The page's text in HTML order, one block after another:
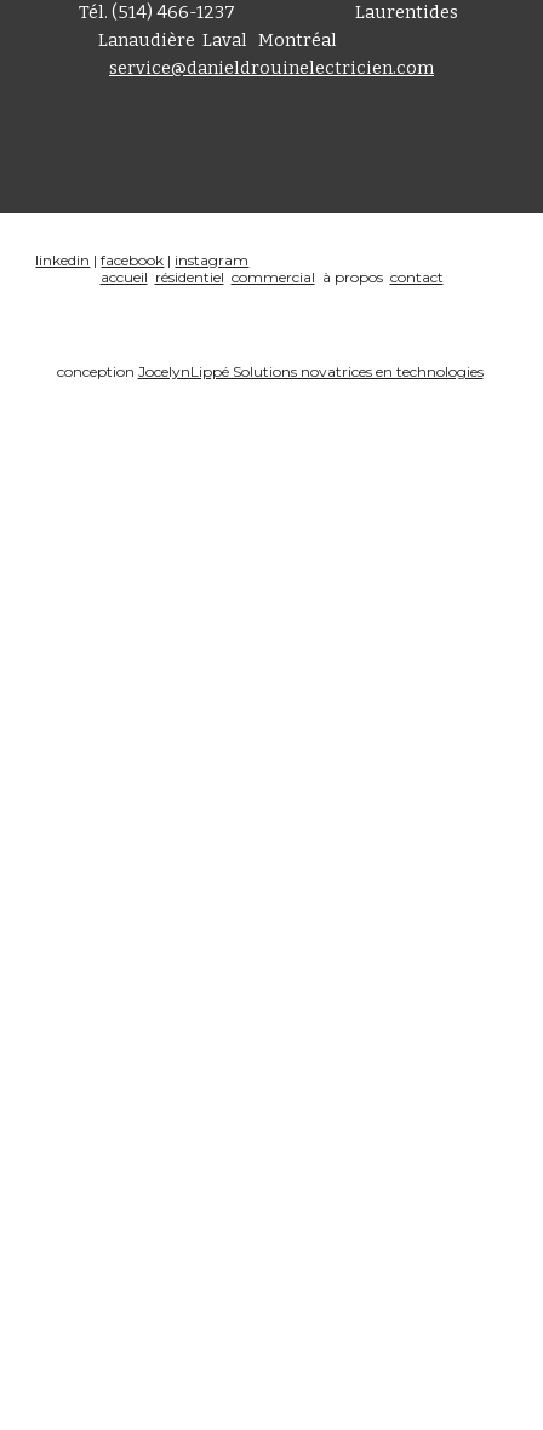
Tél. (514) 466-1237                                 Laurentides
service@danieldrouinelectricien.com
linkedin | facebook | instagram
accueil résidentiel commercial
  à propos
contact
conception JocelynLippé Solutions novatrices en technologies